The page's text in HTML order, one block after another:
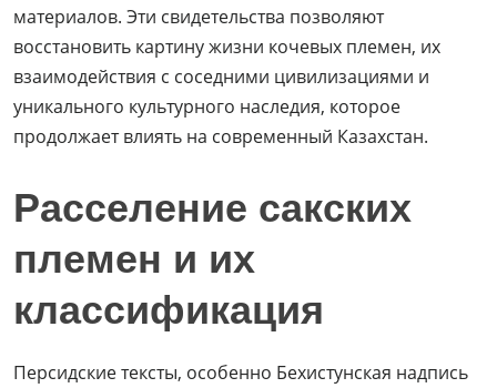
материалов. Эти свидетельства позволяют
восстановить картину жизни кочевых племен, их
взаимодействия с соседними цивилизациями и
уникального культурного наследия, которое
продолжает влиять на современный Казахстан.
Расселение сакских
племен и их
классификация
Персидские тексты, особенно Бехистунская надпись